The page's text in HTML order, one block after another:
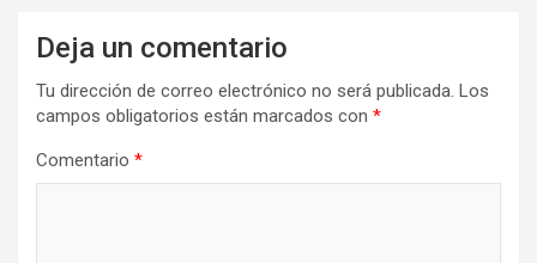
Deja un comentario
Tu dirección de correo electrónico no será publicada. Los
campos obligatorios están marcados con *
Comentario *